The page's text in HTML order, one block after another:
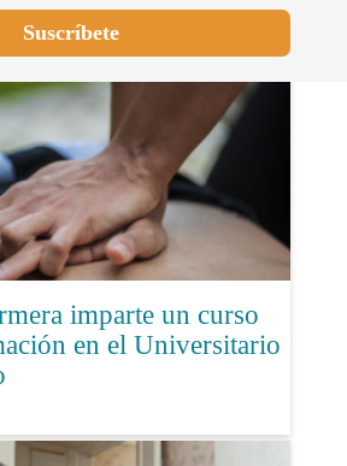
imparte un curso
en el Universitario